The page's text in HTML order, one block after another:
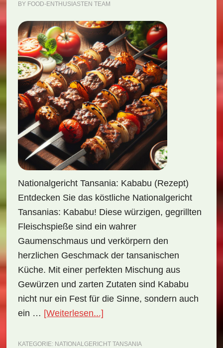
BY FOOD-ENTHUSIASTEN TEAM
Nationalgericht Tansania: Kababu (Rezept)
Entdecken Sie das köstliche Nationalgericht
Tansanias: Kababu! Diese würzigen, gegrillten
Fleischspieße sind ein wahrer
Gaumenschmaus und verkörpern den
herzlichen Geschmack der tansanischen
Küche. Mit einer perfekten Mischung aus
Gewürzen und zarten Zutaten sind Kababu
nicht nur ein Fest für die Sinne, sondern auch
ein … [Weiterlesen...]ÜberNationalgericht
Kababu
KATEGORIE: NATIONALGERICHT TANSANIA